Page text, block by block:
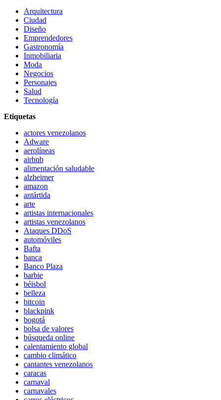
Arquitectura
Ciudad
Diseño
Emprendedores
Gastronomía
Inmobiliaria
Moda
Negocios
Personajes
Salud
Tecnología
Etiquetas
actores venezolanos
Adware
aerolíneas
airbnb
alimentación saludable
alzheimer
amazon
antártida
arte
artistas internacionales
artistas venezolanos
Ataques DDoS
automóviles
Bafta
banca
Banco Plaza
barbie
béisbol
belleza
bitcoin
blackpink
bogotá
bolsa de valores
búsqueda online
calentamiento global
cambio climático
cantantes venezolanos
caracas
carnaval
carnavales